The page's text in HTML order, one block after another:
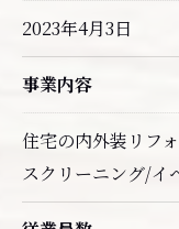
2023年4月3日
事業内容
住宅の内外装リフ
スクリーニング/イ